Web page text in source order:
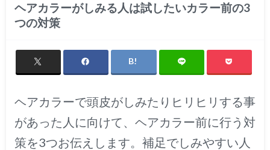
ヘアカラーがしみる人は試したいカラー前の3
つの対策
ヘアカラーで頭皮がしみたりヒリヒリする事
があった人に向けて、ヘアカラー前に行う対
策を3つお伝えします。補足でしみやすい人